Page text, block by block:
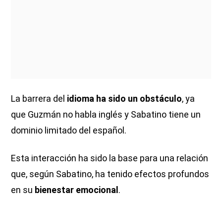
La barrera del idioma ha sido un obstáculo, ya
que Guzmán no habla inglés y Sabatino tiene un
dominio limitado del español.
Esta interacción ha sido la base para una relación
que, según Sabatino, ha tenido efectos profundos
en su bienestar emocional.